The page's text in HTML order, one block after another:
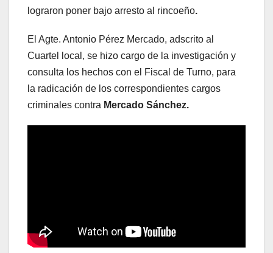
lograron poner bajo arresto al rincoeño.
El Agte. Antonio Pérez Mercado, adscrito al
Cuartel local, se hizo cargo de la investigación y
consulta los hechos con el Fiscal de Turno, para
la radicación de los correspondientes cargos
criminales contra Mercado Sánchez.